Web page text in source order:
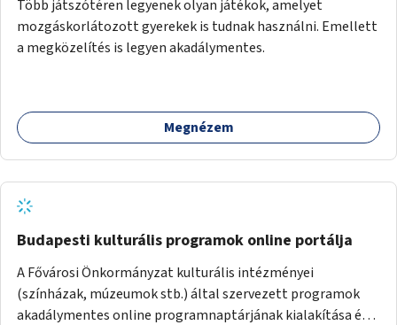
Több játszótéren legyenek olyan játékok, amelyet
mozgáskorlátozott gyerekek is tudnak használni. Emellett
a megközelítés is legyen akadálymentes.
Megnézem
Budapesti kulturális programok online portálja
A Fővárosi Önkormányzat kulturális intézményei
(színházak, múzeumok stb.) által szervezett programok
akadálymentes online programnaptárjának kialakítása és